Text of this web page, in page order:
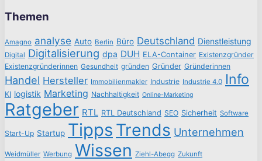
Themen
Amagno analyse Auto Berlin Büro Deutschland Dienstleistung
Digital Digitalisierung dpa DUH ELA-Container Existenzgründer
Existenzgründerinnen Gesundheit gründen Gründer Gründerinnen
Handel Hersteller Immobilienmakler Industrie Industrie 4.0 Info
KI logistik Marketing Nachhaltigkeit Online-Marketing
Ratgeber RTL RTL Deutschland SEO Sicherheit Software
Start-Up Startup Tipps Trends Unternehmen
Weidmüller Werbung Wissen Ziehl-Abegg Zukunft